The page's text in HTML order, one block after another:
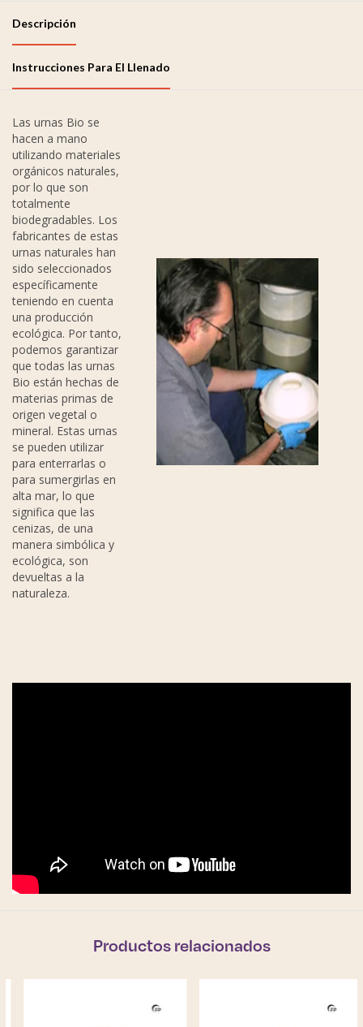
Descripción
Instrucciones Para El Llenado
Las urnas Bio se
hacen a mano
utilizando materiales
orgánicos naturales,
por lo que son
totalmente
biodegradables. Los
fabricantes de estas
urnas naturales han
sido seleccionados
específicamente
teniendo en cuenta
una producción
ecológica. Por tanto,
podemos garantizar
que todas las urnas
Bio están hechas de
materias primas de
origen vegetal o
mineral. Estas urnas
se pueden utilizar
para enterrarlas o
para sumergirlas en
alta mar, lo que
significa que las
cenizas, de una
manera simbólica y
ecológica, son
devueltas a la
naturaleza.
Productos relacionados